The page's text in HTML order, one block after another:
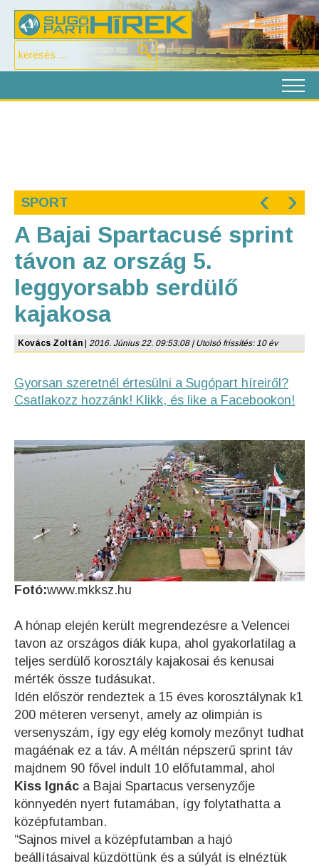
SPORT ‹ ›
A Bajai Spartacusé sprint
távon az ország 5.
leggyorsabb serdülő
kajakosa
Kovács Zoltán 2016. Június 22. 09:53:08 | Utolsó frissítés: 10 év
Gyorsan szeretnél értesülni a Sugópart híreiről?
Csatlakozz hozzánk! Klikk, és like a Facebookon!
Fotó:www.mkksz.hu
A hónap elején került megrendezésre a Velencei
tavon az országos diák kupa, ahol gyakorlatilag a
teljes serdülő korosztály kajakosai és kenusai
mérték össze tudásukat.
Idén először rendeztek a 15 éves korosztálynak k1
200 méteren versenyt, amely az olimpián is
versenyszám, így egy elég komoly mezőnyt tudhat
magáénak ez a táv. A méltán népszerű sprint táv
majdnem 90 fővel indult 10 előfutammal, ahol
Kiss Ignác a Bajai Spartacus versenyzője
könnyedén nyert futamában, így folytathatta a
középfutamban.
“Sajnos mivel a középfutamban a hajó
beállításaival küzdöttünk és a súlyát is elnéztük